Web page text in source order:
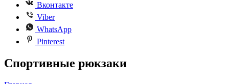
Вконтакте
Viber
WhatsApp
Pinterest
Спортивные рюкзаки